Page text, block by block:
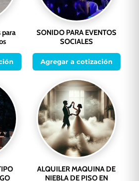
SONIDO PARA EVENTOS
SOCIALES
Agregar a cotización
ALQUILER MAQUINA DE
NIEBLA DE PISO EN